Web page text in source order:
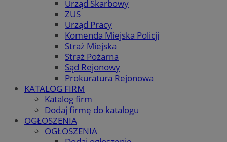
Urząd Skarbowy
ZUS
Urząd Pracy
Komenda Miejska Policji
Straż Miejska
Straż Pożarna
Sąd Rejonowy
Prokuratura Rejonowa
KATALOG FIRM
Katalog firm
Dodaj firmę do katalogu
OGŁOSZENIA
OGŁOSZENIA